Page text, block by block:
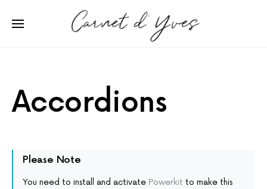
Accordions
Please Note
You need to install and activate Powerkit to make this